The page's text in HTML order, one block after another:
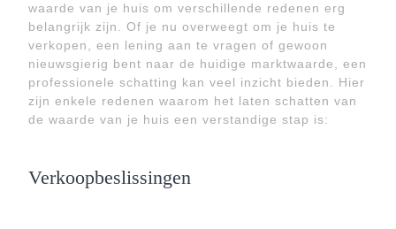
waarde van je huis om verschillende redenen erg
belangrijk zijn. Of je nu overweegt om je huis te
verkopen, een lening aan te vragen of gewoon
nieuwsgierig bent naar de huidige marktwaarde, een
professionele schatting kan veel inzicht bieden. Hier
zijn enkele redenen waarom het laten schatten van
de waarde van je huis een verstandige stap is:
Verkoopbeslissingen